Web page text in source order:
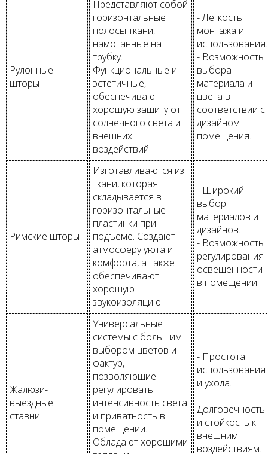
Рулонные
шторы
Представляют собой
горизонтальные
полосы ткани,
намотанные на
трубку.
Функциональные и
эстетичные,
обеспечивают
хорошую защиту от
солнечного света и
внешних
воздействий.
- Легкость
монтажа и
использования.
- Возможность
выбора
материала и
цвета в
соответствии с
дизайном
помещения.
Римские шторы
Изготавливаются из
ткани, которая
складывается в
горизонтальные
пластинки при
подъеме. Создают
атмосферу уюта и
комфорта, а также
обеспечивают
хорошую
звукоизоляцию.
- Широкий
выбор
материалов и
дизайнов.
- Возможность
регулирования
освещенности
в помещении.
Жалюзи-
выездные
ставни
Универсальные
системы с большим
выбором цветов и
фактур,
позволяющие
регулировать
интенсивность света
и приватность в
помещении.
Обладают хорошими
- Простота
использования
и ухода.
-
Долговечность
и стойкость к
внешним
воздействиям.